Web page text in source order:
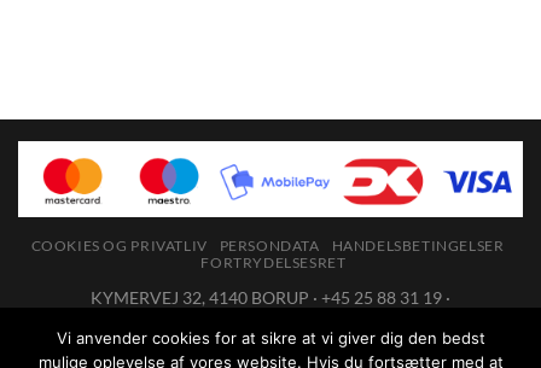
COOKIES OG PRIVATLIV PERSONDATA
HANDELSBETINGELSER
FORTRYDELSESRET
KYMERVEJ 32, 4140 BORUP · +45 25 88 31 19 ·
Du kan kontakte os på tlf.: +45 25 88 31 19 mellem 10 og 14 eller på
Vi anvender cookies for at sikre at vi giver dig den bedst
mulige oplevelse af vores website. Hvis du fortsætter med at